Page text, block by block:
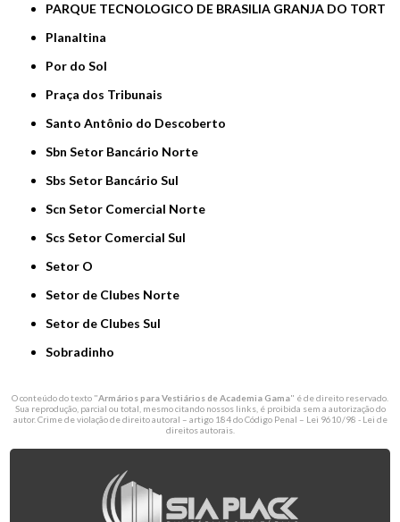
PARQUE TECNOLOGICO DE BRASILIA GRANJA DO TORT
Planaltina
Por do Sol
Praça dos Tribunais
Santo Antônio do Descoberto
Sbn Setor Bancário Norte
Sbs Setor Bancário Sul
Scn Setor Comercial Norte
Scs Setor Comercial Sul
Setor O
Setor de Clubes Norte
Setor de Clubes Sul
Sobradinho
O conteúdo do texto "Armários para Vestiários de Academia Gama" é de direito reservado.
Sua reprodução, parcial ou total, mesmo citando nossos links, é proibida sem a autorização do
autor. Crime de violação de direito autoral – artigo 184 do Código Penal – Lei 9610/98 - Lei de
direitos autorais.